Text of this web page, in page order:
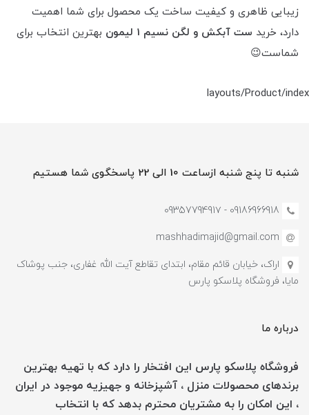
زیبایی ظاهری و کیفیت ساخت یک محصول برای شما اهمیت
دارد، خرید ست آبکش و لگن نسیم 1 لیمون
بهترین انتخاب برای
شماست😉
layouts/Product/index
شنبه تا پنج شنبه ازساعت 10 الی 22 پاسخگوی شما هستیم
09186966918 - 0935779491۷
mashhadimajid@gmail.com
اراک، خیابان قائم مقام، ابتدای تقاطع آیت الله غفاری، جنب پوشاک
مایا، فروشگاه پلاسکو پارس
درباره ما
فروشگاه پلاسکو پارس این افتخار را دارد که با تهیه بهترین
برندهای محصولات منزل ، آشپزخانه و جهیزیه موجود در ایران
، این امکان را به مشتریان محترم بدهد که با انتخاب